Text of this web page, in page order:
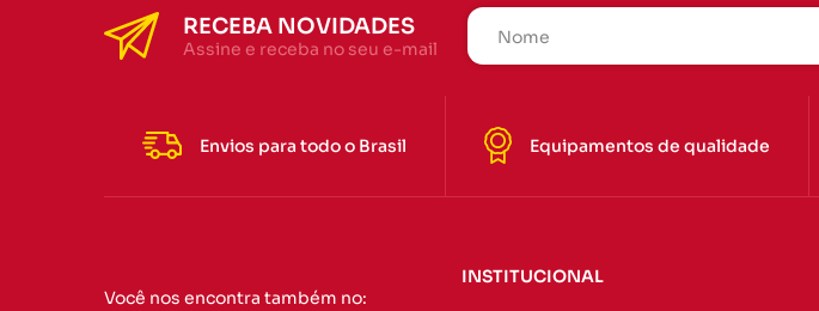
RECEBA NOVIDADES
Assine e receba no seu e-mail
Envios para todo o Brasil Equipamentos de qualidade
Você nos encontra também no:
INSTITUCIONAL